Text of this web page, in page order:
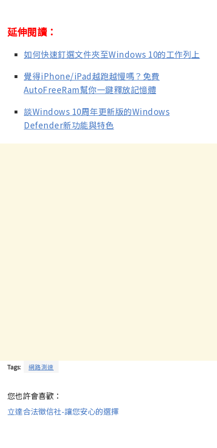
延伸閱讀：
如何快速釘選文件夾至Windows 10的工作列上
覺得iPhone/iPad越跑越慢嗎？免費
AutoFreeRam幫你一鍵釋放記憶體
談Windows 10周年更新版的Windows
Defender新功能與特色
Tags: 網路測速
您也許會喜歡：
立達合法徵信社-讓您安心的選擇